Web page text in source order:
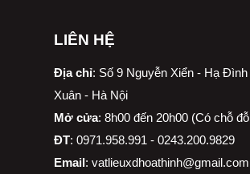
LIÊN HỆ
Địa chỉ: Số 9 Nguyễn Xiển - Hạ Đình
Xuân - Hà Nội
Mở cửa: 8h00 đến 20h00 (Có chỗ
ĐT: 0971.958.991 - 0243.200.9829
Email: vatlieuxdhoathinh@gmail.com